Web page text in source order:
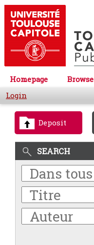
Homepage Browse
Login
Deposit
SEARCH